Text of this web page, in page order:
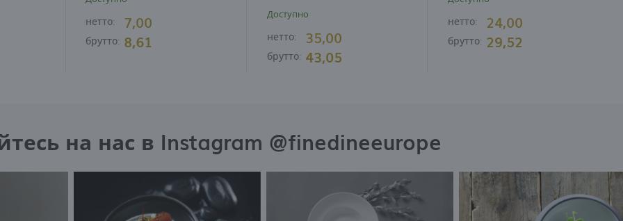
нетто: 7,00
брутто: 8,61
Доступно
нетто: 35,00
брутто: 43,05
нетто: 24,00
брутто: 29,52
на нас в Instagram @finedineeurope